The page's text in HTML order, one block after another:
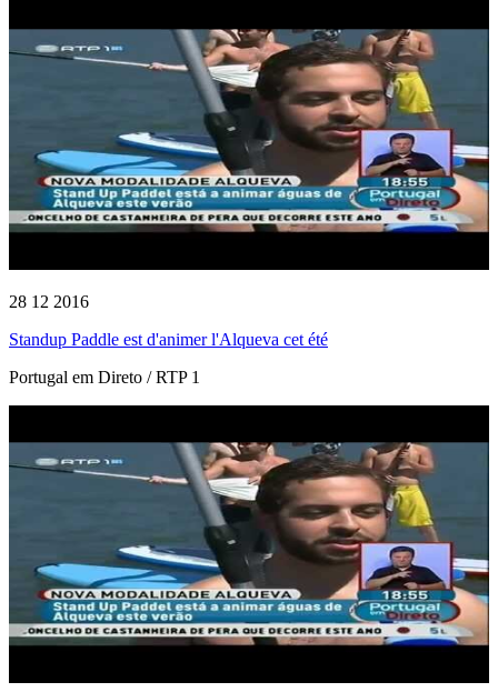
28 12 2016
Standup Paddle est d'animer l'Alqueva cet été
Portugal em Direto / RTP 1